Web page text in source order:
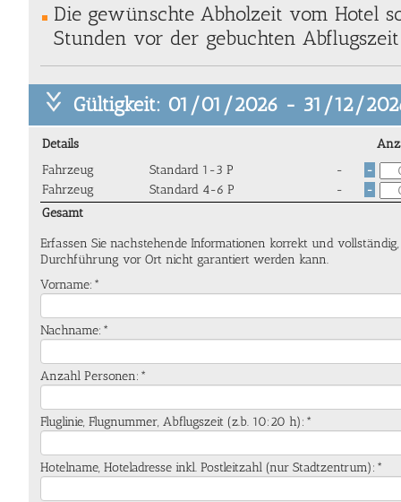
Die gewünschte Abholzeit vom Hotel
Stunden vor der gebuchten
Gültigkeit: 01/01/2026 - 31/12/
Details
Fahrzeug
Standard 1-3 P - -
Fahrzeug Standard 4-6 P - -
Gesamt
Erfassen Sie nachstehende Informationen korrekt und
Durchführung vor Ort nicht garantiert werden kann.
Vorname:*
Nachname:*
Anzahl Personen:*
Fluglinie, Flugnummer, Abflugszeit (z.b. 10:20 h):*
Hotelname, Hoteladresse inkl. Postleitzahl (nur Stadtzentrum):*